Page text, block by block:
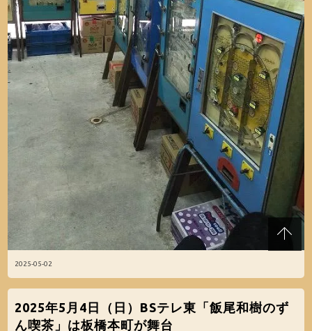
2025-05-02
2025年5月4日（日）BSテレ東「飯尾和樹のず
ん喫茶」は板橋本町が舞台